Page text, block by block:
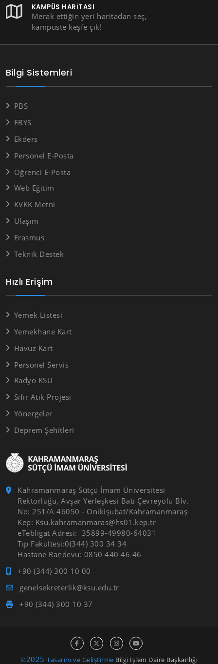
KAMPÜS HARITASI
Merak ettiğin yeri haritadan seç,
kampüste keşfe çık!
Kahramanmaraş Sütçü İmam Üniversitesi
Rektörlüğü, Avşar Yerleşkesi Batı Çevreyolu Blv.
No: 251/A 46050 - Onikişubat/Kahramanmaraş
Kep: Ksu.kahramanmaras@hs01.kep.tr
eTebligat Adresi: 35899-49980-64031
Tıp Fakültesi:0(344) 300 34 34
Hastane Randevu: 0850 440 46 46
+90 (344) 300 10 00
genelsekreterlik@ksu.edu.tr
+90 (344) 300 10 37
Hızlı Erişim
Yemek Listesi
Yemekhane Kart
Havuz Kart
Personel Servis
Radyo KSÜ
Sıfır Atık Projesi
Yönergeler
Deprem Şehitleri
Bilgi Sistemleri
PBS
EBYS
Ekders
Personel E-Posta
Öğrenci E-Posta
Web Eğitim
KVKK Metni
Ulaşım
Erasmus
Teknik Destek
©2025 Tasarım ve Geliştirme Bilgi İşlem Daire Başkanlığı